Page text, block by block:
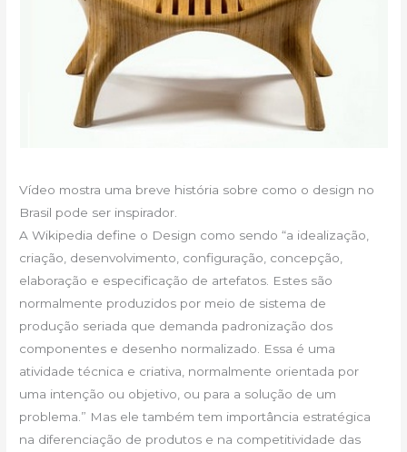
Vídeo mostra uma breve história sobre como o design no
Brasil pode ser inspirador.
A Wikipedia define o Design como sendo “a idealização,
criação, desenvolvimento, configuração, concepção,
elaboração e especificação de artefatos. Estes são
normalmente produzidos por meio de sistema de
produção seriada que demanda padronização dos
componentes e desenho normalizado. Essa é uma
atividade técnica e criativa, normalmente orientada por
uma intenção ou objetivo, ou para a solução de um
problema.” Mas ele também tem importância estratégica
na diferenciação de produtos e na competitividade das